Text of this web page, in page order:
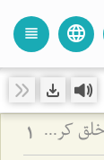
language
view_headline
خداوند متعال شیطان را برای تکامل بشر خلق کرده است 1